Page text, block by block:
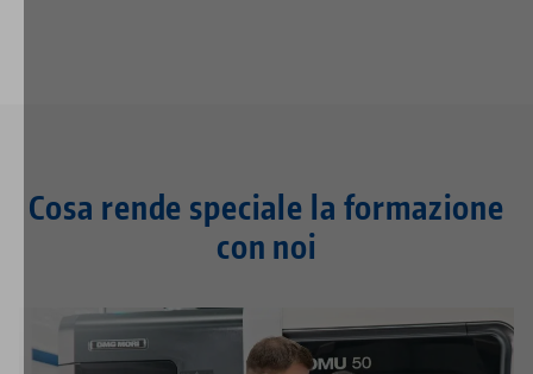
Cosa rende speciale la formazione
con noi